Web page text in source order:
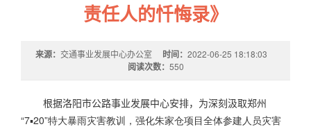
责任人的忏悔录》
来源： 交通事业发展中心办公室 时间： 2022-06-25 18:18:03
阅读次数： 550
根据洛阳市公路事业发展中心安排，为深刻汲取郑州
“7▪20”特大暴雨灾害教训，强化朱家仓项目全体参建人员灾害